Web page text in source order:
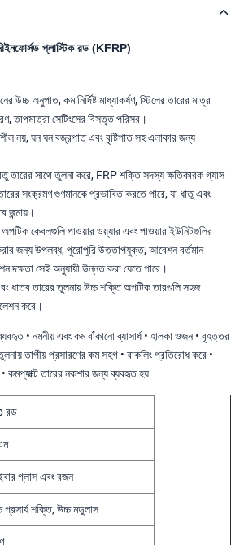
প্লাস্টিক রড (KFRP)
উচ্চ অনুপাত, কম নির্দিষ্ট মাধ্যাকর্ষণ, স্টিলের তারের মাত্র
তাপমাত্রা সেটিংসের বিস্তৃত পরিসর।
নয়, ঘন ঘন বজ্রপাত এবং বৃষ্টিপাত সহ এলাকার জন্য
তারের সাথে তুলনা করে, FRP শক্তি সদস্য ক্ষতিকারক গ্যাস
সংক্রমণ গুণমানকে প্রভাবিত করতে পারে, যা ধাতু এবং
জন্মায়।
কেবলগুলি পাওয়ার ওয়্যার এবং পাওয়ার ইউনিটগুলির
জন্য উপলব্ধ, পুরোপুরি উত্তাপযুক্ত, আবেশন বর্তমান
দক্ষতা সেই অনুযায়ী উন্নত করা যেতে পারে।
ধাতব তারের তুলনায় উচ্চ শক্তি অপটিক তারগুলি সহজ
করে।
• নমনীয় এবং কম বাঁকানো ব্যাসার্ধ • হালকা ওজন • বৃহত্তর
তাপীয় প্রসারণের কম সহগ • বাকলিং প্রতিরোধ করে •
কমপ্যাক্ট তারের নকশার জন্য ব্যবহৃত হয়
রড
গ্লাস এবং রজন
প্রসার্য শক্তি, উচ্চ মডুলাস